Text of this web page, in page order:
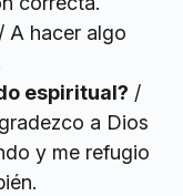
/ A hacer algo
espiritual? /
a Dios
y me refugio